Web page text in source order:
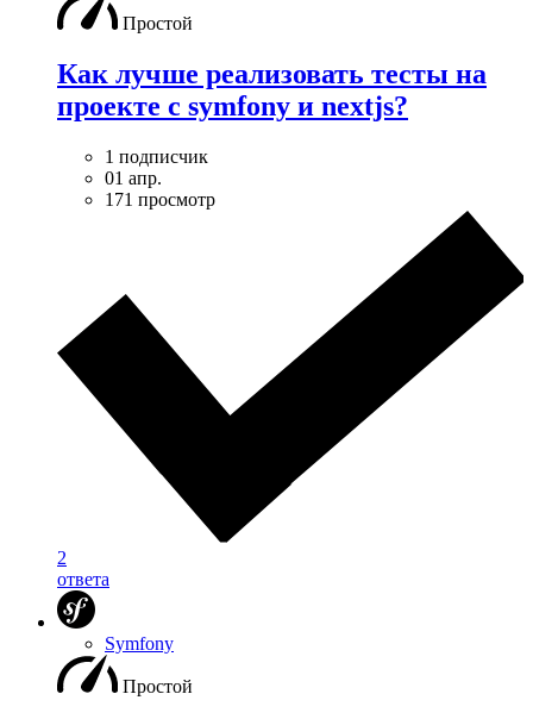
Простой
Как лучше реализовать тесты на
проекте с symfony и nextjs?
1 подписчик
01 апр.
171 просмотр
2
ответа
Symfony
Простой